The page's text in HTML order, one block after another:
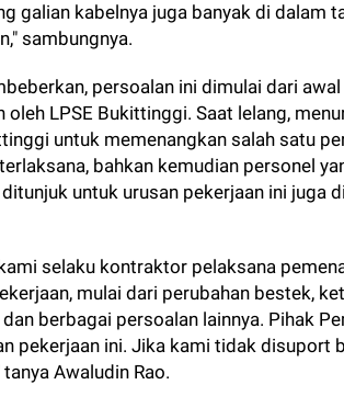
galian kabelnya juga banyak di dalam
sambungnya.
persoalan ini dimulai dari
LPSE Bukittinggi. Saat lelang,
untuk memenangkan salah satu
bahkan kemudian personel
untuk urusan pekerjaan ini juga
selaku kontraktor pelaksana
mulai dari perubahan bestek,
berbagai persoalan lainnya. Pihak
pekerjaan ini. Jika kami tidak disuport
Awaludin Rao.